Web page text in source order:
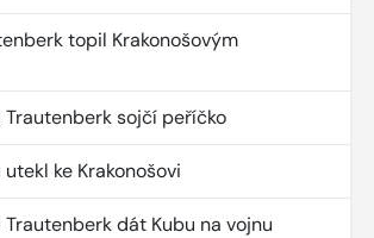
topil Krakonošovým
Trautenberk sojčí peříčko
utekl ke Krakonošovi
dát Kubu na vojnu